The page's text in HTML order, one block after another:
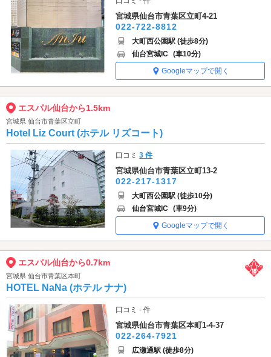
宮城県仙台市青葉区立町4-21
022-722-8812
大町西公園駅 (徒歩8分)
仙台宮城IC (車10分)
Googleマップで開く
エスパル仙台から1.5km
宮城県 仙台市青葉区立町
Hotel Liz Court (ホテル リズコート)
口コミ3 件
宮城県仙台市青葉区立町13-2
022-217-1317
大町西公園駅 (徒歩10分)
仙台宮城IC (車9分)
Googleマップで開く
エスパル仙台から0.7km
宮城県 仙台市青葉区本町
HOTEL NaNa (ホテル ナナ)
口コミ - 件
宮城県仙台市青葉区本町1-4-37
022-264-7921
広瀬通駅 (徒歩8分)